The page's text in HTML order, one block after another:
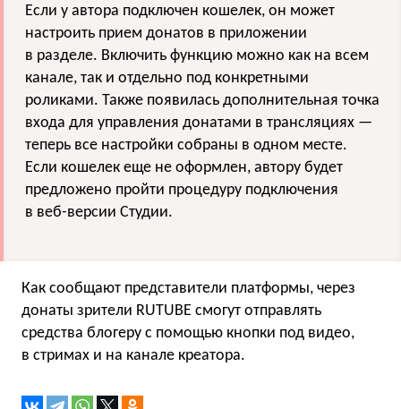
Если у автора подключен кошелек, он может
настроить прием донатов в приложении
в разделе. Включить функцию можно как на всем
канале, так и отдельно под конкретными
роликами. Также появилась дополнительная точка
входа для управления донатами в трансляциях —
теперь все настройки собраны в одном месте.
Если кошелек еще не оформлен, автору будет
предложено пройти процедуру подключения
в веб-версии Студии.
Как сообщают представители платформы, через
донаты зрители RUTUBE смогут отправлять
средства блогеру с помощью кнопки под видео,
в стримах и на канале креатора.